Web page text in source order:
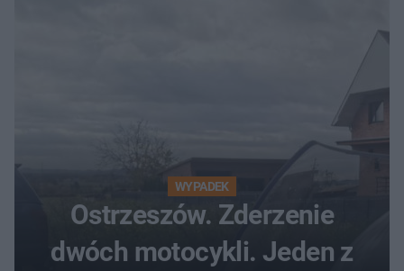
WYPADEK
Ostrzeszów. Zderzenie
dwóch motocykli. Jeden z